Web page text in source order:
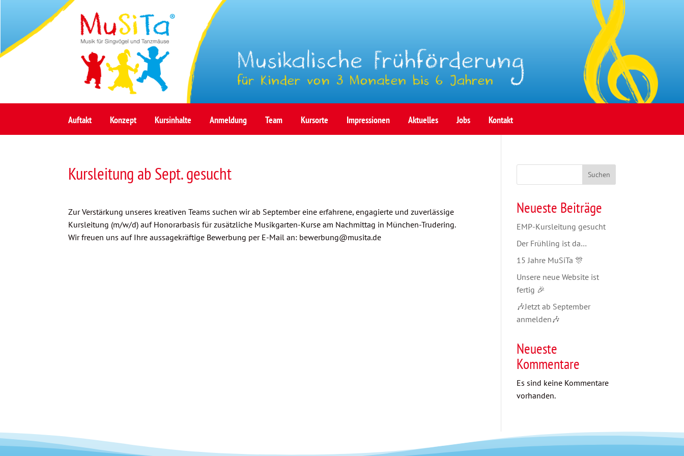
Auftakt Konzept Kursinhalte Anmeldung Team Kursorte Impressionen Aktuelles Jobs Kontakt
Kursleitung ab Sept. gesucht
Zur Verstärkung unseres kreativen Teams suchen wir ab September eine erfahrene, engagierte und zuverlässige
Kursleitung (m/w/d) auf Honorarbasis für zusätzliche Musikgarten-Kurse am Nachmittag in München-Trudering.
Wir freuen uns auf Ihre aussagekräftige Bewerbung per E-Mail an: bewerbung@musita.de
Suchen
Neueste Beiträge
EMP-Kursleitung gesucht
Der Frühling ist da…
15 Jahre MuSiTa 🎊
Unsere neue Website ist
fertig 🎉
🎶Jetzt ab September
anmelden🎶
Neueste
Kommentare
Es sind keine Kommentare
vorhanden.